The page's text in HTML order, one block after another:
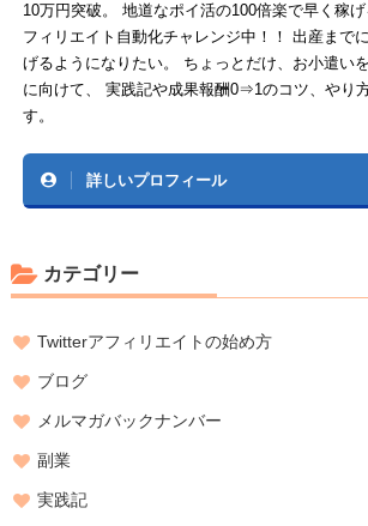
10万円突破。 地道なポイ活の100倍楽で早く稼
フィリエイト自動化チャレンジ中！！ 出産まで
げるようになりたい。 ちょっとだけ、お小遣い
に向けて、 実践記や成果報酬0⇒1のコツ、やり
す。
詳しいプロフィール
カテゴリー
Twitterアフィリエイトの始め方
ブログ
メルマガバックナンバー
副業
実践記